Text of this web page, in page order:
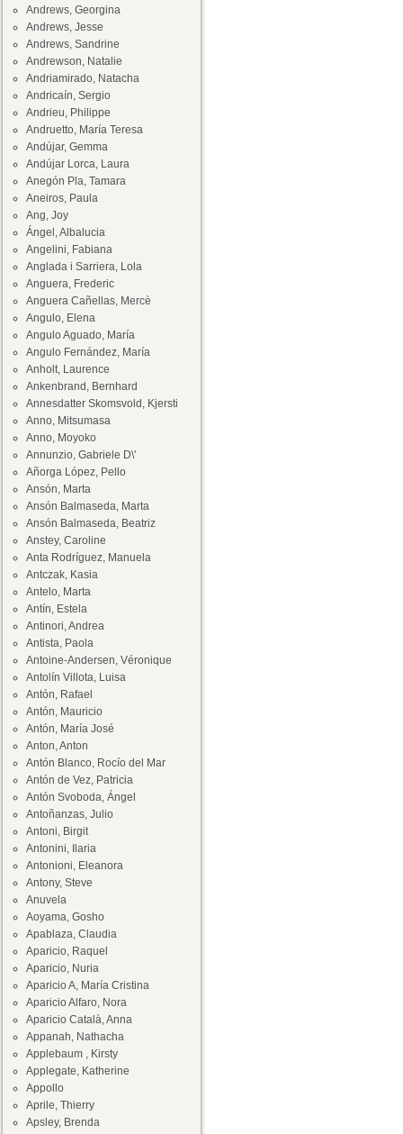
Andrews, Georgina
Andrews, Jesse
Andrews, Sandrine
Andrewson, Natalie
Andriamirado, Natacha
Andricaín, Sergio
Andrieu, Philippe
Andruetto, María Teresa
Andújar, Gemma
Andújar Lorca, Laura
Anegón Pla, Tamara
Aneiros, Paula
Ang, Joy
Ángel, Albalucia
Angelini, Fabiana
Anglada i Sarriera, Lola
Anguera, Frederic
Anguera Cañellas, Mercè
Angulo, Elena
Angulo Aguado, María
Angulo Fernández, María
Anholt, Laurence
Ankenbrand, Bernhard
Annesdatter Skomsvold, Kjersti
Anno, Mitsumasa
Anno, Moyoko
Annunzio, Gabriele D\'
Añorga López, Pello
Ansón, Marta
Ansón Balmaseda, Marta
Ansón Balmaseda, Beatriz
Anstey, Caroline
Anta Rodríguez, Manuela
Antczak, Kasia
Antelo, Marta
Antín, Estela
Antinori, Andrea
Antista, Paola
Antoine-Andersen, Véronique
Antolín Villota, Luisa
Antón, Rafael
Antón, Mauricio
Antón, María José
Anton, Anton
Antón Blanco, Rocío del Mar
Antón de Vez, Patricia
Antón Svoboda, Ángel
Antoñanzas, Julio
Antoni, Birgit
Antonini, Ilaria
Antonioni, Eleanora
Antony, Steve
Anuvela
Aoyama, Gosho
Apablaza, Claudia
Aparicio, Raquel
Aparicio, Nuria
Aparicio A, María Cristina
Aparicio Alfaro, Nora
Aparicio Català, Anna
Appanah, Nathacha
Applebaum , Kirsty
Applegate, Katherine
Appollo
Aprile, Thierry
Apsley, Brenda